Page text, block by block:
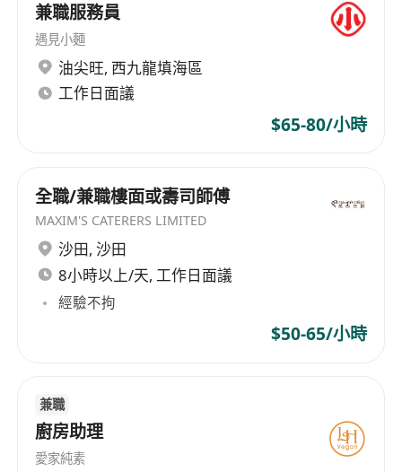
兼職服務員
遇見小麵
油尖旺, 西九龍填海區
工作日面議
$65-80/小時
全職/兼職樓面或壽司師傅
MAXIM'S CATERERS LIMITED
沙田, 沙田
8小時以上/天, 工作日面議
經驗不拘
$50-65/小時
兼職
廚房助理
愛家純素